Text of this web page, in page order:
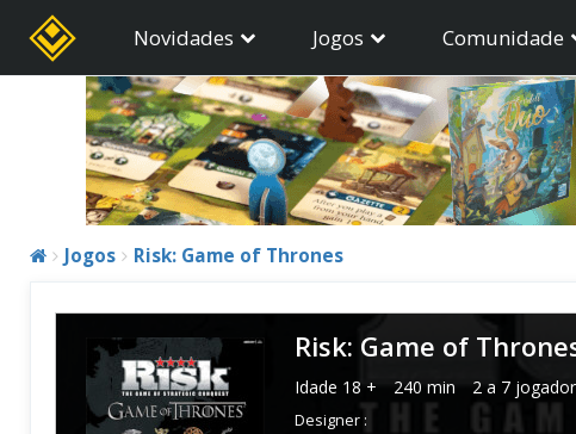
Novidades Jogos Comunidade
Jogos Risk: Game of Thrones
Risk: Game of
Idade 18 + 240 min 2 a 7
Designer :